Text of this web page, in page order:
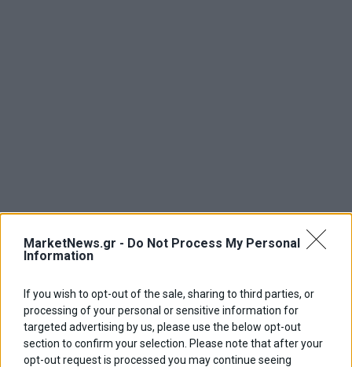
MarketNews.gr - Do Not Process My Personal
Information
If you wish to opt-out of the sale, sharing to third parties, or
processing of your personal or sensitive information for
targeted advertising by us, please use the below opt-out
section to confirm your selection. Please note that after your
opt-out request is processed you may continue seeing
Ελευθερία Κούρταλη
Οι «τιμωροί» των ομολόγων επέστρεψαν